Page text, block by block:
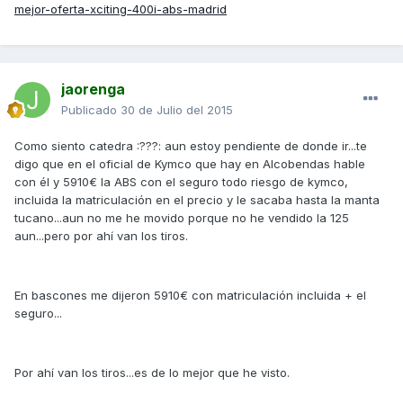
mejor-oferta-xciting-400i-abs-madrid
jaorenga
Publicado 30 de Julio del 2015
Como siento catedra :???: aun estoy pendiente de donde ir...te
digo que en el oficial de Kymco que hay en Alcobendas hable
con él y 5910€ la ABS con el seguro todo riesgo de kymco,
incluida la matriculación en el precio y le sacaba hasta la manta
tucano...aun no me he movido porque no he vendido la 125
aun...pero por ahí van los tiros.
En bascones me dijeron 5910€ con matriculación incluida + el
seguro...
Por ahí van los tiros...es de lo mejor que he visto.